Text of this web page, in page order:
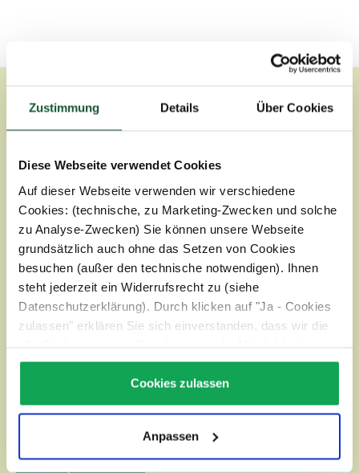
Zustimmung Details Über Cookies
Diese Webseite verwendet Cookies
Auf dieser Webseite verwenden wir verschiedene
Cookies: (technische, zu Marketing-Zwecken und solche
zu Analyse-Zwecken) Sie können unsere Webseite
grundsätzlich auch ohne das Setzen von Cookies
besuchen (außer den technische notwendigen). Ihnen
steht jederzeit ein Widerrufsrecht zu (siehe
Datenschutzerklärung). Durch klicken auf "Ja - Cookies
zulassen" erklären Sie sich einverstanden, dass wir die
Widerruf finden Sie unter:Datenschutz
Cookies zulassen
Anpassen
ÜBER EGLE
RECHTLICHE HINWEISE
SERVICE
NEWSLETTER